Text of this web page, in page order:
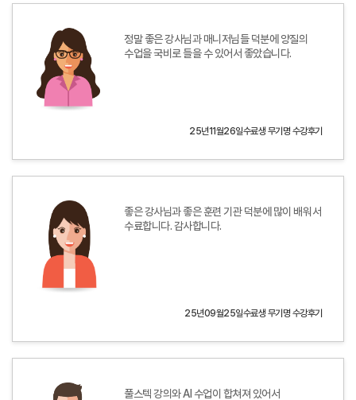
정말 좋은 강사님과 매니저님들 덕분에 양질의
수업을 국비로 들을 수 있어서 좋았습니다.
25년11월26일수료생 무기명 수강후기
좋은 강사님과 좋은 훈련 기관 덕분에 많이 배워서
수료합니다. 감사합니다.
25년09월25일수료생 무기명 수강후기
풀스텍 강의와 AI 수업이 합쳐져 있어서